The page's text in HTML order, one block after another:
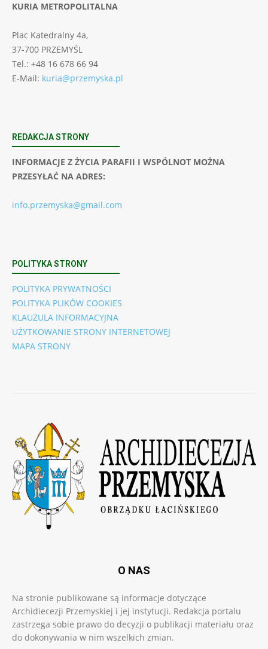
KURIA METROPOLITALNA
Plac Katedralny 4a,
37-700 PRZEMYŚL
Tel.: +48 16 678 66 94
E-Mail: kuria@przemyska.pl
REDAKCJA STRONY
INFORMACJE Z ŻYCIA PARAFII I WSPÓLNOT MOŻNA
PRZESYŁAĆ NA ADRES:
info.przemyska@gmail.com
POLITYKA STRONY
POLITYKA PRYWATNOŚCI
POLITYKA PLIKÓW COOKIES
KLAUZULA INFORMACYJNA
UŻYTKOWANIE STRONY INTERNETOWEJ
MAPA STRONY
O NAS
Na stronie publikowane są informacje dotyczące
Archidiecezji Przemyskiej i jej instytucji. Redakcja portalu
zastrzega sobie prawo do decyzji o publikacji materiału oraz
do dokonywania w nim wszelkich zmian.